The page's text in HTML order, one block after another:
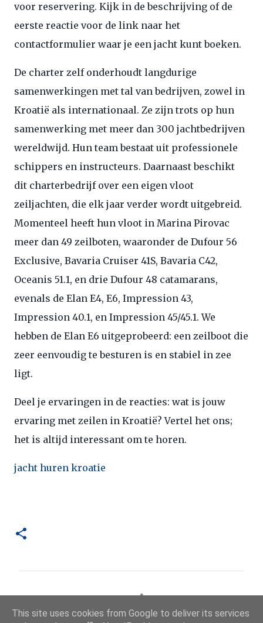
voor reservering. Kijk in de beschrijving of de
eerste reactie voor de link naar het
contactformulier waar je een jacht kunt boeken.
De charter zelf onderhoudt langdurige
samenwerkingen met tal van bedrijven, zowel in
Kroatië als internationaal. Ze zijn trots op hun
samenwerking met meer dan 300 jachtbedrijven
wereldwijd. Hun team bestaat uit professionele
schippers en instructeurs. Daarnaast beschikt
dit charterbedrijf over een eigen vloot
zeiljachten, die elk jaar verder wordt uitgebreid.
Momenteel heeft hun vloot in Marina Pirovac
meer dan 49 zeilboten, waaronder de Dufour 56
Exclusive, Bavaria Cruiser 41S, Bavaria C42,
Oceanis 51.1, en drie Dufour 48 catamarans,
evenals de Elan E4, E6, Impression 43,
Impression 40.1, en Impression 45/45.1. We
hebben de Elan E6 uitgeprobeerd: een zeilboot die
zeer eenvoudig te besturen is en stabiel in zee
ligt.
Deel je ervaringen in de reacties: wat is jouw
ervaring met zeilen in Kroatië? Vertel het ons;
het is altijd interessant om te horen.
jacht huren kroatie
This site uses cookies from Google to deliver its services